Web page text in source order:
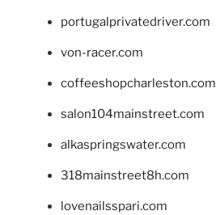
portugalprivatedriver.com
von-racer.com
coffeeshopcharleston.com
salon104mainstreet.com
alkaspringswater.com
318mainstreet8h.com
lovenailsspari.com